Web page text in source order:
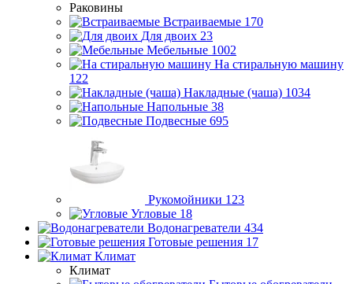
Раковины
Встраиваемые 170
Для двоих 23
Мебельные 1002
На стиральную машину
122
Накладные (чаша) 1034
Напольные 38
Подвесные 695
Рукомойники 123
Угловые 18
Водонагреватели 434
Готовые решения 17
Климат
Климат